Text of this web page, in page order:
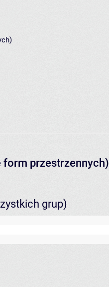
przestrzennych)
grup)